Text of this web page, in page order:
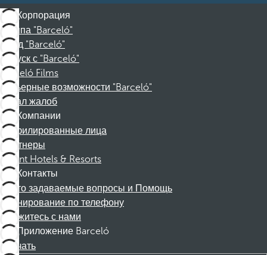
Корпорация
Группа "Barceló"
Фонд "Barceló"
Отпуск с "Barceló"
Barceló Films
Карьерные возможности "Barceló"
Канал жалоб
Компании
Аффилированные лица
Партнеры
Dorint Hotels & Resorts
Контакты
Часто задаваемые вопросы и Помощь
Бронирование по телефону
Свяжитесь с нами
Приложение Barceló
Скачать